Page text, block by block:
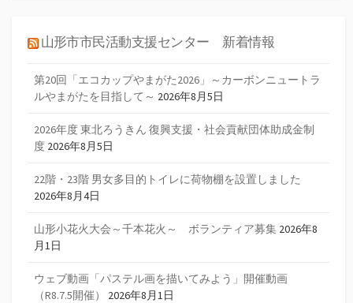
山形市市民活動支援センター 新着情報
第20回「エコカップやまがた2026」～カーボンニュートラ
ルやまがたを目指して～ 2026年8月5日
2026年度 東北ろうきん 復興支援・社会貢献団体助成金制
度 2026年8月5日
22階・23階 男女多目的トイレに荷物棚を設置しました
2026年8月4日
山形小花火大会～千本花火～ ボランティア募集 2026年8
月1日
ウェブ動画「パステル画を描いてみよう」開催動画
（R8.7.5開催）
2026年8月1日